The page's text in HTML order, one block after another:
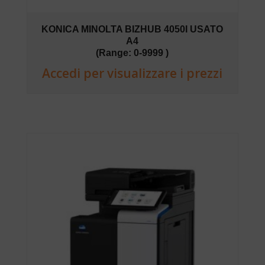
KONICA MINOLTA BIZHUB 4050I USATO
A4
(Range: 0-9999 )
Accedi per visualizzare i prezzi